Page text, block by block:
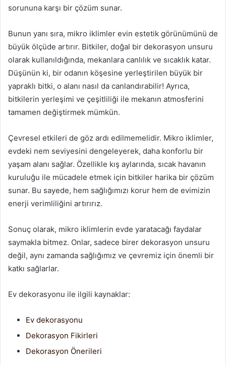
sorununa karşı bir çözüm sunar.
Bunun yanı sıra, mikro iklimler evin estetik görünümünü de
büyük ölçüde artırır. Bitkiler, doğal bir dekorasyon unsuru
olarak kullanıldığında, mekanlara canlılık ve sıcaklık katar.
Düşünün ki, bir odanın köşesine yerleştirilen büyük bir
yapraklı bitki, o alanı nasıl da canlandırabilir! Ayrıca,
bitkilerin yerleşimi ve çeşitliliği ile mekanın atmosferini
tamamen değiştirmek mümkün.
Çevresel etkileri de göz ardı edilmemelidir. Mikro iklimler,
evdeki nem seviyesini dengeleyerek, daha konforlu bir
yaşam alanı sağlar. Özellikle kış aylarında, sıcak havanın
kuruluğu ile mücadele etmek için bitkiler harika bir çözüm
sunar. Bu sayede, hem sağlığımızı korur hem de evimizin
enerji verimliliğini artırırız.
Sonuç olarak, mikro iklimlerin evde yaratacağı faydalar
saymakla bitmez. Onlar, sadece birer dekorasyon unsuru
değil, aynı zamanda sağlığımız ve çevremiz için önemli bir
katkı sağlarlar.
Ev dekorasyonu ile ilgili kaynaklar:
Ev dekorasyonu
Dekorasyon Fikirleri
Dekorasyon Önerileri